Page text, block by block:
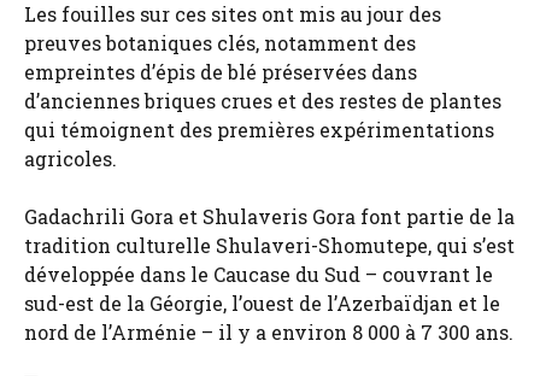
Les fouilles sur ces sites ont mis au jour des
preuves botaniques clés, notamment des
empreintes d’épis de blé préservées dans
d’anciennes briques crues et des restes de plantes
qui témoignent des premières expérimentations
agricoles.
Gadachrili Gora et Shulaveris Gora font partie de la
tradition culturelle Shulaveri-Shomutepe, qui s’est
développée dans le Caucase du Sud – couvrant le
sud-est de la Géorgie, l’ouest de l’Azerbaïdjan et le
nord de l’Arménie – il y a environ 8 000 à 7 300 ans.